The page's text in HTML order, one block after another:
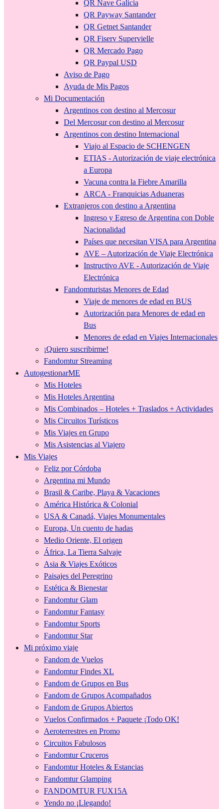
QR Nave Galicia
QR Payway Santander
QR Getnet Santander
QR Fiserv Supervielle
QR Mercado Pago
QR Paypal USD
Aviso de Pago
Ayuda de Mis Pagos
Mi Documentación
Argentinos con destino al Mercosur
Del Mercosur con destino al Mercosur
Argentinos con destino Internacional
Viajo al Espacio de SCHENGEN
ETIAS - Autorización de viaje electrónica
a Europa
Vacuna contra la Fiebre Amarilla
ARCA - Franquicias Aduaneras
Extranjeros con destino a Argentina
Ingreso y Egreso de Argentina con Doble
Nacionalidad
Países que necesitan VISA para Argentina
AVE – Autorización de Viaje Electrónica
Instructivo AVE - Autorización de Viaje
Electrónica
Fandomturistas Menores de Edad
Viaje de menores de edad en BUS
Autorización para Menores de edad en
Bus
Menores de edad en Viajes Internacionales
¡Quiero suscribirme!
Fandomtur Streaming
AutogestionarME
Mis Hoteles
Mis Hoteles Argentina
Mis Combinados – Hoteles + Traslados + Actividades
Mis Circuitos Turísticos
Mis Viajes en Grupo
Mis Asistencias al Viajero
Mis Viajes
Feliz por Córdoba
Argentina mi Mundo
Brasil & Caribe, Playa & Vacaciones
América Histórica & Colonial
USA & Canadá, Viajes Monumentales
Europa, Un cuento de hadas
Medio Oriente, El origen
África, La Tierra Salvaje
Asia & Viajes Exóticos
Paisajes del Peregrino
Estética & Bienestar
Fandomtur Glam
Fandomtur Fantasy
Fandomtur Sports
Fandomtur Star
Mi próximo viaje
Fandom de Vuelos
Fandomtur Findes XL
Fandom de Grupos en Bus
Fandom de Grupos Acompañados
Fandom de Grupos Abiertos
Vuelos Confirmados + Paquete ¡Todo OK!
Aeroterrestres en Promo
Circuitos Fabulosos
Fandomtur Cruceros
Fandomtur Hoteles & Estancias
Fandomtur Glamping
FANDOMTUR FUX15A
Yendo no ¡Llegando!